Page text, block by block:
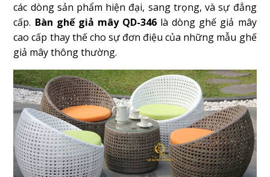
các dòng sản phẩm hiện đại, sang trọng, và sự đẳng
cấp. Bàn ghế giả mây QD-346 là dòng ghế giả mây
cao cấp thay thế cho sự đơn điệu của những mẫu ghế
giả mây thông thường.